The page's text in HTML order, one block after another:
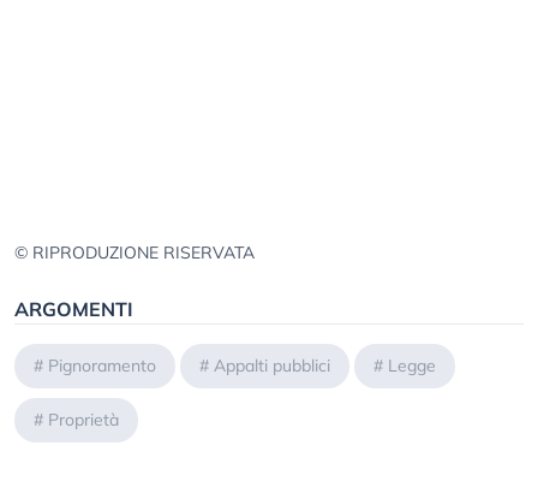
© RIPRODUZIONE RISERVATA
ARGOMENTI
# Pignoramento # Appalti pubblici # Legge
# Proprietà